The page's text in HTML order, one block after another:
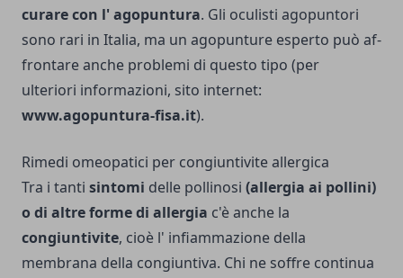
cu­rare con l' agopuntura. Gli oculi­sti agopuntori
sono rari in Italia, ma un agopunture esperto può af­
frontare anche problemi di questo tipo (per
ulteriori informazioni, sito internet:
www.agopuntura-fisa.it).
Rimedi omeopatici per congiuntivite allergica
Tra i tanti sintomi delle pollinosi (allergia ai pollini)
o di altre forme di allergia c'è an­che la
congiuntivite, cioè l' infiamma­zione della
membrana della con­giuntiva. Chi ne soffre continua